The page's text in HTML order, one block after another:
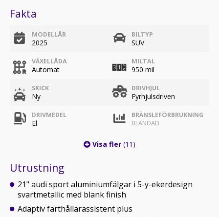
Fakta
MODELLÅR
2025
BILTYP
SUV
VÄXELLÅDA
Automat
MILTAL
950 mil
SKICK
Ny
DRIVHJUL
Fyrhjulsdriven
DRIVMEDEL
El
BRÄNSLEFÖRBRUKNING
BLANDAD
Visa fler (11)
Utrustning
21" audi sport aluminiumfälgar i 5-y-ekerdesign
svartmetallic med blank finish
Adaptiv farthållarassistent plus